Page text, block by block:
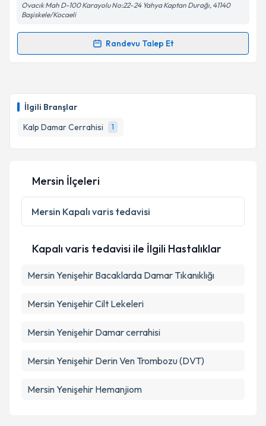
İlgili Branşlar
Kalp Damar Cerrahisi
1
Kişisel verilerimin işlenmesine ilişkin
Metni'ni okudum ve kişisel verilerimin belirtilen
Ovacık Mah D-100 Karayolu No:22-24 Yahya Kaptan Durağı, 41140
Başiskele/Kocaeli
Randevu Talep Et
Randevu Takvimi Talebi
takvim hazırlandığında e-posta ile bilgilendireceğiz.
E-posta Adresiniz
Kişisel verilerimin işlenmesine ilişkinAydınlatma
Metni
'ni okudum ve kişisel verilerimin belirtilen
kapsamda işlenmesini kabul ediyorum.
Takvim Talebini Gönder
Mersin İlçeleri
Mersin Kapalı varis tedavisi
Kapalı varis tedavisi ile İlgili Hastalıklar
Mersin Yenişehir Bacaklarda Damar Tıkanıklığı
Mersin Yenişehir Cilt Lekeleri
Mersin Yenişehir Damar cerrahisi
Mersin Yenişehir Derin Ven Trombozu (DVT)
Mersin Yenişehir Hemanjiom